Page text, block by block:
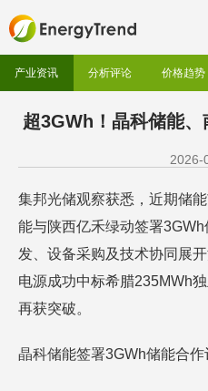
产业资讯 分析评论 价格趋势
超3GWh！晶科储能
2026-
集邦光储观察获悉，近期储
能与陕西亿禾绿动签署
发、设备采购及技术协同展
电源成功中标希腊235MWh
再获突破。
晶科储能签署3GWh储能合作